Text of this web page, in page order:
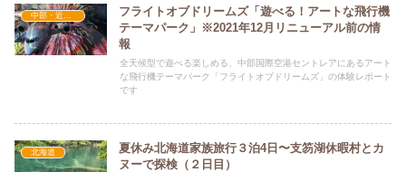
中部・近畿地方
フライトオブドリームズ「遊べる！アートな飛行機
テーマパーク」※2021年12月リニューアル前の情
報
全天候型で遊べる楽しめる、中部国際空港セントレアにあるアート
な飛行機テーマパーク「フライトオブドリームズ」の体験レポート
です
北海道
夏休み北海道家族旅行３泊4日〜支笏湖休暇村とカ
ヌーで探検（２日目）